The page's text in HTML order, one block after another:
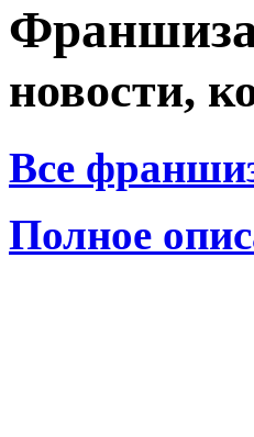
новости,
Все
Полное